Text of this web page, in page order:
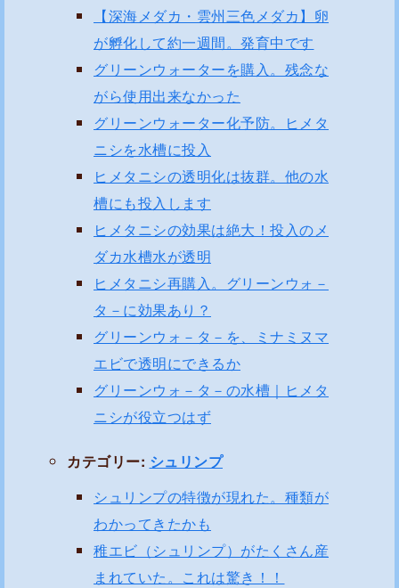
【深海メダカ・雲州三色メダカ】卵
が孵化して約一週間。発育中です
グリーンウォーターを購入。残念な
がら使用出来なかった
グリーンウォーター化予防。ヒメタ
ニシを水槽に投入
ヒメタニシの透明化は抜群。他の水
槽にも投入します
ヒメタニシの効果は絶大！投入のメ
ダカ水槽水が透明
ヒメタニシ再購入。グリーンウォ－
タ－に効果あり？
グリーンウォ－タ－を、ミナミヌマ
エビで透明にできるか
グリーンウォ－タ－の水槽｜ヒメタ
ニシが役立つはず
カテゴリー: シュリンプ
シュリンプの特徴が現れた。種類が
わかってきたかも
稚エビ（シュリンプ）がたくさん産
まれていた。これは驚き！！